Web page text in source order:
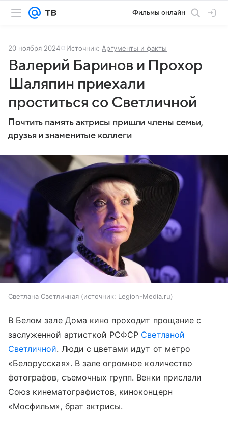
Фильмы онлайн
20 ноября 2024 Источник: Аргументы и факты
Валерий Баринов и Прохор
Шаляпин приехали
проститься со Светличной
Почтить память актрисы пришли члены семьи,
друзья и знаменитые коллеги
Светлана Светличная источник: Legion-Media.ru
В Белом зале Дома кино проходит прощание с
заслуженной артисткой РСФСР Светланой
Светличной. Люди с цветами идут от метро
«Белорусская». В зале огромное количество
фотографов, съемочных групп. Венки прислали
Союз кинематографистов, киноконцерн
«Мосфильм», брат актрисы.